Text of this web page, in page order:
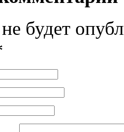
будет